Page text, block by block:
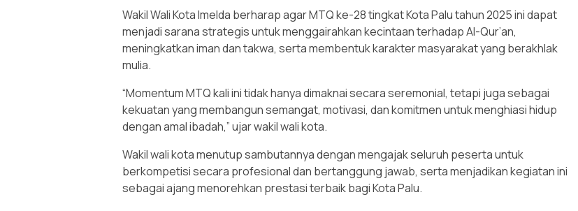
Wakil Wali Kota Imelda berharap agar MTQ ke-28 tingkat Kota Palu tahun 2025 ini dapat
menjadi sarana strategis untuk menggairahkan kecintaan terhadap Al-Qur’an,
meningkatkan iman dan takwa, serta membentuk karakter masyarakat yang berakhlak
mulia.
“Momentum MTQ kali ini tidak hanya dimaknai secara seremonial, tetapi juga sebagai
kekuatan yang membangun semangat, motivasi, dan komitmen untuk menghiasi hidup
dengan amal ibadah,” ujar wakil wali kota.
Wakil wali kota menutup sambutannya dengan mengajak seluruh peserta untuk
berkompetisi secara profesional dan bertanggung jawab, serta menjadikan kegiatan ini
sebagai ajang menorehkan prestasi terbaik bagi Kota Palu.